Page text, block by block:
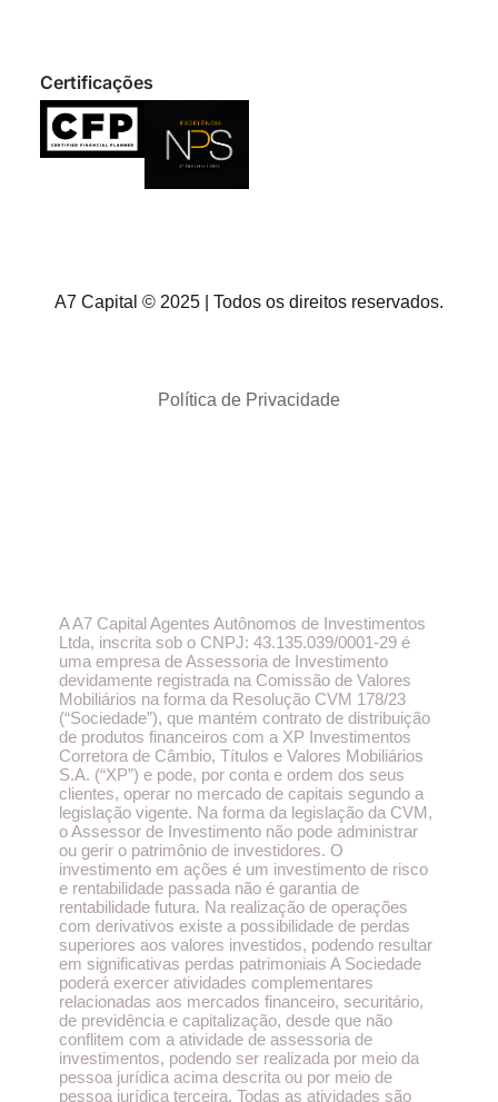
Certificações
A7 Capital © 2025 | Todos os direitos reservados.
Política de Privacidade
A A7 Capital Agentes Autônomos de Investimentos
Ltda, inscrita sob o CNPJ: 43.135.039/0001-29 é
uma empresa de Assessoria de Investimento
devidamente registrada na Comissão de Valores
Mobiliários na forma da Resolução CVM 178/23
(“Sociedade”), que mantém contrato de distribuição
de produtos financeiros com a XP Investimentos
Corretora de Câmbio, Títulos e Valores Mobiliários
S.A. (“XP”) e pode, por conta e ordem dos seus
clientes, operar no mercado de capitais segundo a
legislação vigente. Na forma da legislação da CVM,
o Assessor de Investimento não pode administrar
ou gerir o patrimônio de investidores. O
investimento em ações é um investimento de risco
e rentabilidade passada não é garantia de
rentabilidade futura. Na realização de operações
com derivativos existe a possibilidade de perdas
superiores aos valores investidos, podendo resultar
em significativas perdas patrimoniais A Sociedade
poderá exercer atividades complementares
relacionadas aos mercados financeiro, securitário,
de previdência e capitalização, desde que não
conflitem com a atividade de assessoria de
investimentos, podendo ser realizada por meio da
pessoa jurídica acima descrita ou por meio de
pessoa jurídica terceira. Todas as atividades são